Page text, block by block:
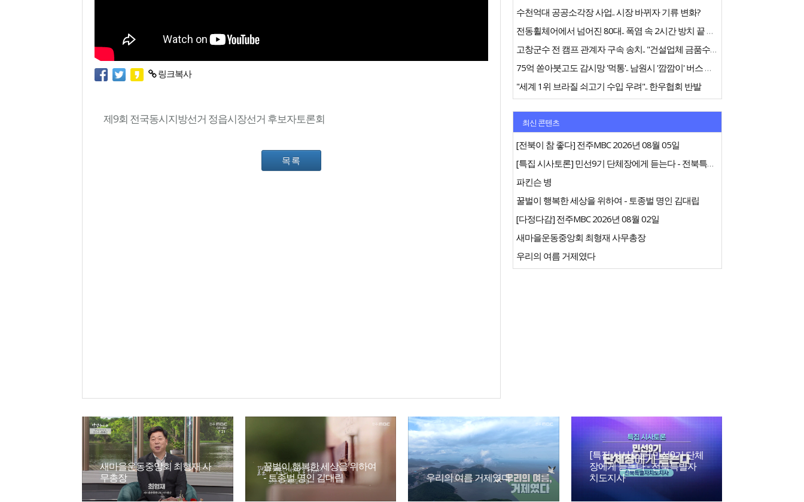
링크복사
제9회 전국동시지방선거 정읍시장선거 후보자토론회
목록
수천억대 공공소각장 사업.. 시장 바뀌자 기류 변화?
전동휠체어에서 넘어진 80대.. 폭염 속 2시간 방치 끝 숨져
고창군수 전 캠프 관계자 구속 송치.. "건설업체 금품수수 의혹"
75억 쏟아붓고도 감시망 '먹통'.. 남원시 '깜깜이' 버스 행정
"세계 1위 브라질 쇠고기 수입 우려".. 한우협회 반발
최신 콘텐츠
[전북이 참 좋다] 전주MBC 2026년 08월 05일
[특집 시사토론] 민선9기 단체장에게 듣는다 - 전북특별자치도지사
파킨슨 병
꿀벌이 행복한 세상을 위하여 - 토종벌 명인 김대립
[다정다감] 전주MBC 2026년 08월 02일
새마을운동중앙회 최형재 사무총장
우리의 여름 거제였다
새마을운동중앙회 최형재 사
무총장
꿀벌이 행복한 세상을 위하여
- 토종벌 명인 김대립
우리의 여름 거제였다
[특집 시사토론] 민선9기 단체
장에게 듣는다 - 전북특별자
치도지사